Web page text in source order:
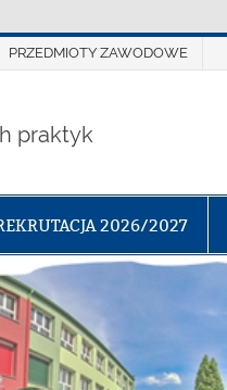
PRZEDMIOTY ZAWODOWE
praktyk
2026/2027